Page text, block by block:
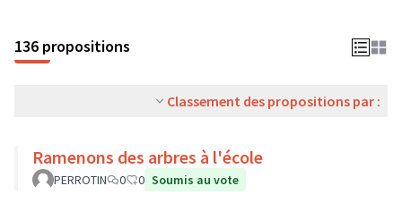
136 propositions
Classement des propositions par :
Ramenons des arbres à l'école
PERROTIN 0 0 Soumis au vote